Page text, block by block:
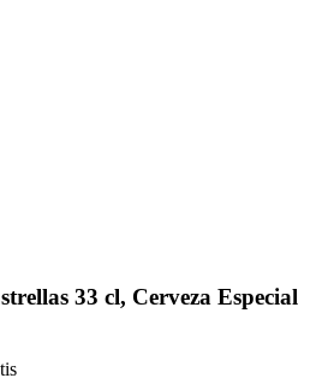
33 cl, Cerveza Especial